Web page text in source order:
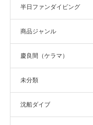
半日ファンダイビング
商品ジャンル
慶良間（ケラマ）
未分類
沈船ダイブ